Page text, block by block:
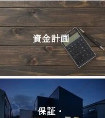
資金計画
保証・